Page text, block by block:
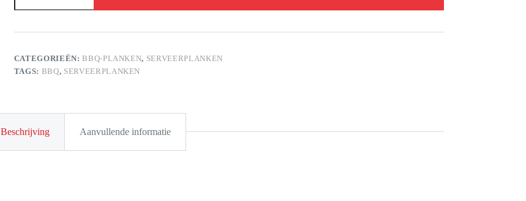
aantal
CATEGORIEËN:BBQ-PLANKEN, SERVEERPLANKEN
TAGS: BBQ, SERVEERPLANKEN
Beschrijving Aanvullende informatie